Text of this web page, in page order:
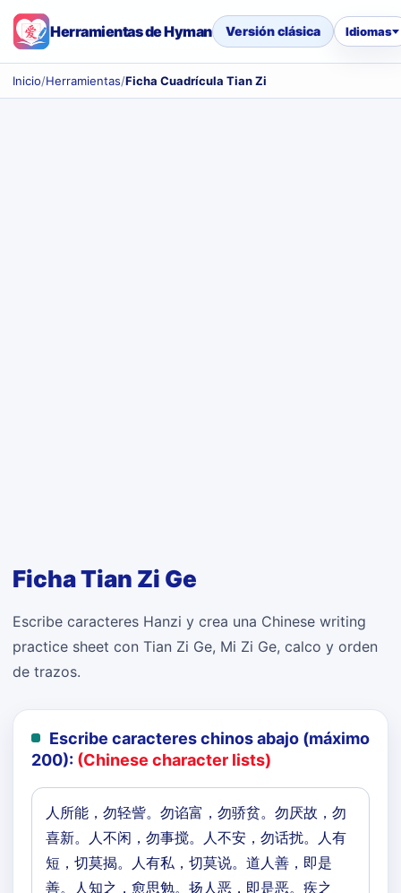
Herramientas de Hyman Versión clásica Idiomas
Inicio/Herramientas/Ficha Cuadrícula Tian Zi
Ficha Tian Zi Ge
Escribe caracteres Hanzi y crea una Chinese writing
practice sheet con Tian Zi Ge, Mi Zi Ge, calco y orden
de trazos.
Escribe caracteres chinos abajo (máximo
200): (Chinese character lists)